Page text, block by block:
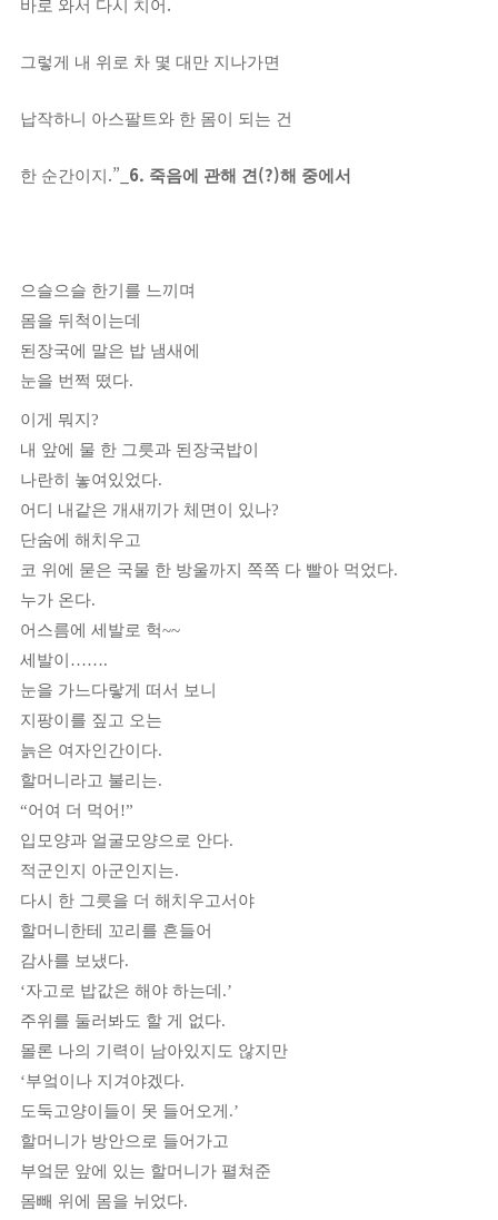
바로 와서 다시 치어
그렇게 내 위로 차 몇 대만 지나가면
납작하니 아스팔트와 한 몸이 되는 건
한 순간이지.”_ 6. 죽음에 관해 견(?)해 중에서
으슬으슬 한기를 느끼며
몸을 뒤척이는데
된장국에 말은 밥 냄새에
눈을 번쩍 떴다.
이게 뭐지?
내 앞에 물 한 그릇과 된장국밥이
나란히 놓여있었다.
어디 내같은 개새끼가 체면이 있나?
단숨에 해치우고
코 위에 묻은 국물 한 방울까지 쪽쪽 다 빨아 먹었다.
누가 온다.
어스름에 세발로 헉~~
세발이…….
눈을 가느다랗게 떠서 보니
지팡이를 짚고 오는
늙은 여자인간이다.
할머니라고 불리는.
“어여 더 먹어!”
입모양과 얼굴모양으로 안다.
적군인지 아군인지는.
다시 한 그릇을 더 해치우고서야
할머니한테 꼬리를 흔들어
감사를 보냈다.
‘자고로 밥값은 해야 하는데.’
주위를 둘러봐도 할 게 없다.
몰론 나의 기력이 남아있지도 않지만
‘부엌이나 지겨야겠다.
도둑고양이들이 못 들어오게.’
할머니가 방안으로 들어가고
부엌문 앞에 있는 할머니가 펼쳐준
몸빼 위에 몸을 뉘었다.